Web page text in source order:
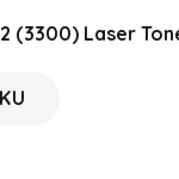
(3300) Laser